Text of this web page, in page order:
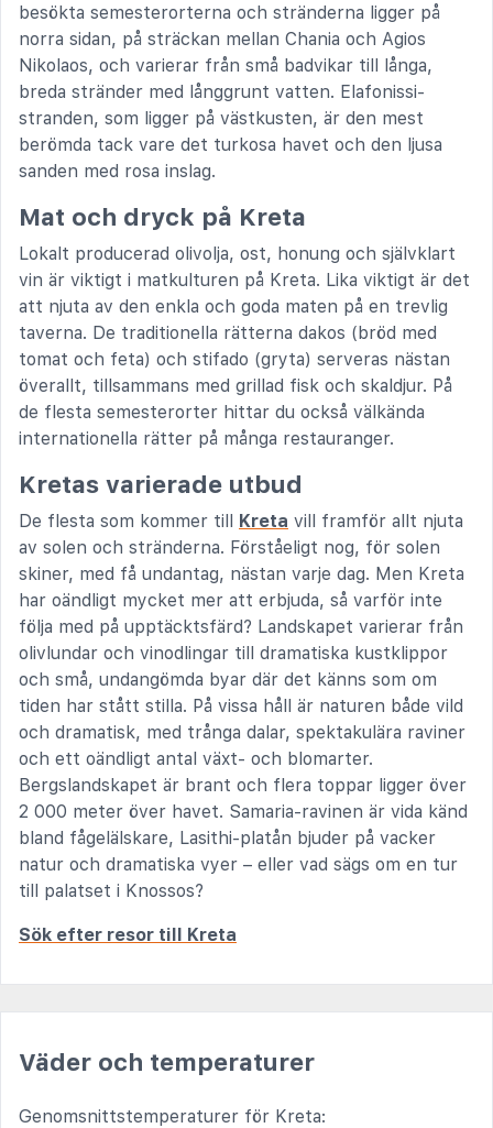
besökta semesterorterna och stränderna ligger på
norra sidan, på sträckan mellan Chania och Agios
Nikolaos, och varierar från små badvikar till långa,
breda stränder med långgrunt vatten. Elafonissi-
stranden, som ligger på västkusten, är den mest
berömda tack vare det turkosa havet och den ljusa
sanden med rosa inslag.
Mat och dryck på Kreta
Lokalt producerad olivolja, ost, honung och självklart
vin är viktigt i matkulturen på Kreta. Lika viktigt är det
att njuta av den enkla och goda maten på en trevlig
taverna. De traditionella rätterna dakos (bröd med
tomat och feta) och stifado (gryta) serveras nästan
överallt, tillsammans med grillad fisk och skaldjur. På
de flesta semesterorter hittar du också välkända
internationella rätter på många restauranger.
Kretas varierade utbud
De flesta som kommer till Kreta vill framför allt njuta
av solen och stränderna. Förståeligt nog, för solen
skiner, med få undantag, nästan varje dag. Men Kreta
har oändligt mycket mer att erbjuda, så varför inte
följa med på upptäcktsfärd? Landskapet varierar från
olivlundar och vinodlingar till dramatiska kustklippor
och små, undangömda byar där det känns som om
tiden har stått stilla. På vissa håll är naturen både vild
och dramatisk, med trånga dalar, spektakulära raviner
och ett oändligt antal växt- och blomarter.
Bergslandskapet är brant och flera toppar ligger över
2 000 meter över havet. Samaria-ravinen är vida känd
bland fågelälskare, Lasithi-platån bjuder på vacker
natur och dramatiska vyer – eller vad sägs om en tur
till palatset i Knossos?
Sök efter resor till Kreta
Väder och temperaturer
Genomsnittstemperaturer för Kreta: